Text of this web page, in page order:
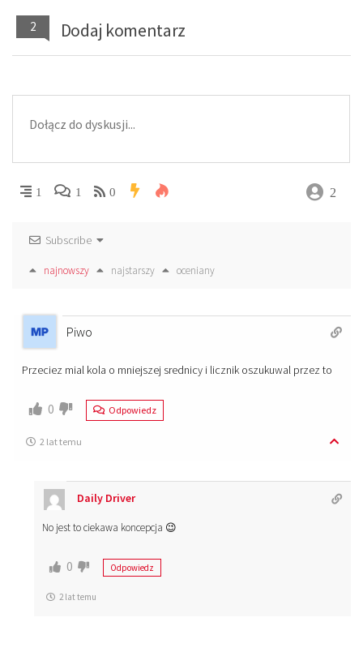
2 Dodaj komentarz
1 1 0 2
Subscribe
najnowszy najstarszy oceniany
Piwo
Przeciez mial kola o mniejszej srednicy i licznik oszukuwal przez to
0 Odpowiedz
2 lat temu
Daily Driver
No jest to ciekawa koncepcja 😉
0 Odpowiedz
2 lat temu